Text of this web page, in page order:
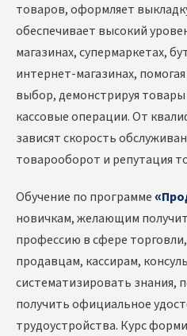
товаров, оформляет
обеспечивает высокий
магазинах, супермаркетах,
интернет-магазинах,
выбор, демонстрируя
кассовые операции. От
зависят скорость
товарооборот и репутация
Обучение по программе
новичкам, желающим
профессию в сфере
продавцам, кассирам,
систематизировать знания,
получить официальное
трудоустройства. Курс